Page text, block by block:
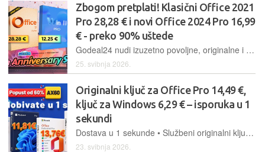
Zbogom pretplati! Klasični Office 2021
Pro 28,28 € i novi Office 2024 Pro 16,99
€ - preko 90% uštede
Godeal24 nudi izuzetno povoljne, originalne i trajno aktivirane Windows i Office softverske pakete. Windows 11 Pro samo 12,25 €, Office 2021 Pro Plus samo 29,89 €, Office 2021 Home and Business za Mac 46,99 €
25. svibnja 2026.
Originalni ključ za Office Pro 14,49 €,
ključ za Windows 6,29 € – isporuka u 1
sekundi
Dostava u 1 sekunde • Službeni originalni ključ • Office 2021 28,38 €
23. svibnja 2026.